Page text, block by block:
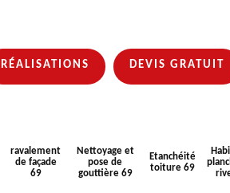
RÉALISATIONS DEVIS GRATUIT
ravalement
de façade
69
Nettoyage et
pose de
gouttière 69
Etanchéité
toiture 69